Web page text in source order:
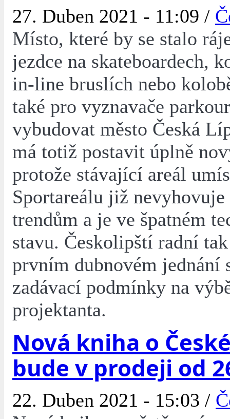
27. Duben 2021 - 11:09 /
Místo, které by se stalo
jezdce na skateboardech,
in-line bruslích nebo
také pro vyznavače
vybudovat město Česká
má totiž postavit úplně
protože stávající areál
Sportareálu již nevyhovuje
trendům a je ve špatném
stavu. Českolipští radní
prvním dubnovém jednání
zadávací podmínky na
projektanta.
Nová kniha o
bude v prodeji od
22. Duben 2021 - 15:03 /